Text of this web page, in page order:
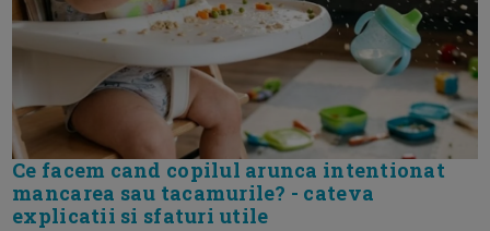
Ce facem cand copilul arunca intentionat
mancarea sau tacamurile? - cateva
explicatii si sfaturi utile